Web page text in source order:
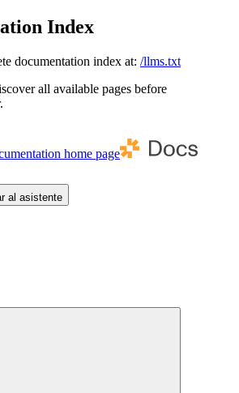
Index
documentation index at: /llms.txt
all available pages before
home page
al asistente